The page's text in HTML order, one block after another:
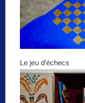
Le jeu d’échecs